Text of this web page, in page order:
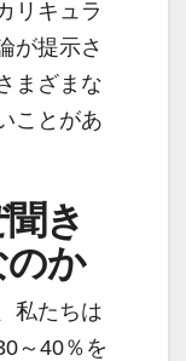
リキュラ
が提示さ
まざまな
ことがあ
き
か
私たちは
～40％を